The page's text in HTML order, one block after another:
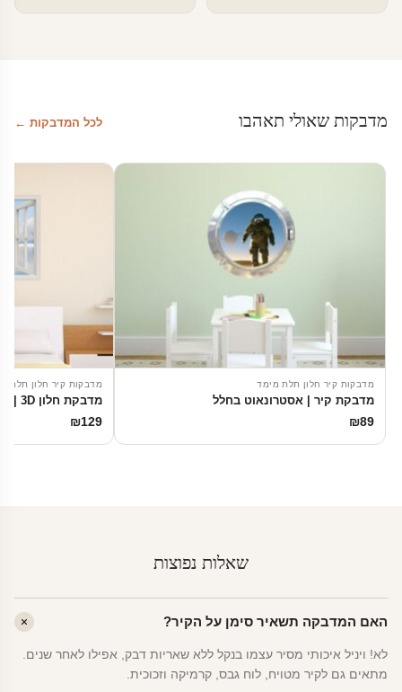
מדבקות שאולי תאהבו לכל המדבקות ←
מדבקות קיר חלון תלת מימד
מדבקת קיר | אסטרונאוט בחלל
₪89
מדבקות קיר חלון תלת
מדבקת חלון 3D | נוף מושלג
₪129
שאלות נפוצות
האם המדבקה תשאיר סימן על הקיר?
לא! ויניל איכותי מסיר עצמו בנקל ללא שאריות דבק, אפילו לאחר שנים.
מתאים גם לקיר מטויח, לוח גבס, קרמיקה וזכוכית.